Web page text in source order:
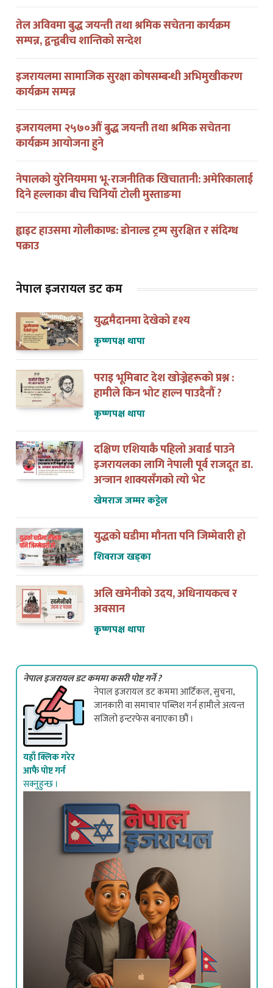
तेल अविवमा बुद्ध जयन्ती तथा श्रमिक सचेतना कार्यक्रम
सम्पन्न, द्वन्द्वबीच शान्तिको सन्देश
इजरायलमा सामाजिक सुरक्षा कोषसम्बन्धी अभिमुखीकरण
कार्यक्रम सम्पन्न
इजरायलमा २५७०औं बुद्ध जयन्ती तथा श्रमिक सचेतना
कार्यक्रम आयोजना हुने
नेपालको युरेनियममा भू-राजनीतिक खिचातानी: अमेरिकालाई
दिने हल्लाका बीच चिनियाँ टोली मुस्ताङमा
ह्वाइट हाउसमा गोलीकाण्ड: डोनाल्ड ट्रम्प सुरक्षित र संदिग्ध
पक्राउ
नेपाल इजरायल डट कम
युद्धमैदानमा देखेको दृश्य
कृष्णपक्ष थापा
पराइ भूमिबाट देश खोज्नेहरूको प्रश्न :
हामीले किन भोट हाल्न पाउदैनौँ ?
कृष्णपक्ष थापा
दक्षिण एशियाकै पहिलो अवार्ड पाउने
इजरायलका लागि नेपाली पूर्व राजदूत डा.
अन्जान शाक्यसँगको त्यो भेट
खेमराज जम्मर कट्टेल
युद्धको घडीमा मौनता पनि जिम्मेवारी हो
शिवराज खड्का
अलि खमेनीको उदय, अधिनायकत्व र
अवसान
कृष्णपक्ष थापा
नेपाल इजरायल डट कममा कसरी पोष्ट गर्ने ?
यहाँ क्लिक गरेर
आफै पोष्ट गर्न
सक्नुहुन्छ ।
नेपाल इजरायल डट कममा आर्टिकल, सुचना,
जानकारी वा समाचार पब्लिश गर्न हामीले अत्यन्त
सजिलो इन्टरफेस बनाएका छौं ।